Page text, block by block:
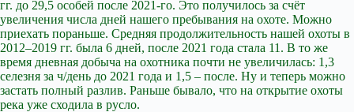
гг. до 29,5 особей после 2021-го. Это получилось за счёт
увеличения числа дней нашего пребывания на охоте. Можно
приехать пораньше. Средняя продолжительность нашей охоты в
2012–2019 гг. была 6 дней, после 2021 года стала 11. В то же
время дневная добыча на охотника почти не увеличилась: 1,3
селезня за ч/день до 2021 года и 1,5 – после. Ну и теперь можно
застать полный разлив. Раньше бывало, что на открытие охоты
река уже сходила в русло.